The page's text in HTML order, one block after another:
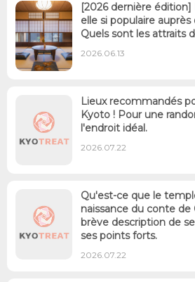
[2026 dernière
elle si populaire
Quels sont les attraits
2026.06.13
Lieux recommandés
Kyoto ! Pour une
l'endroit idéal.
2026.07.22
Qu'est-ce que le
naissance du conte de
brève description de
ses points forts.
2026.07.22